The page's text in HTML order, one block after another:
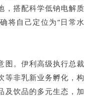
，搭配科学低钠电解质
将自己定位为“日常水
图。伊利高级执行总裁
等非乳新业务孵化，构
及饮品的多元生态，加